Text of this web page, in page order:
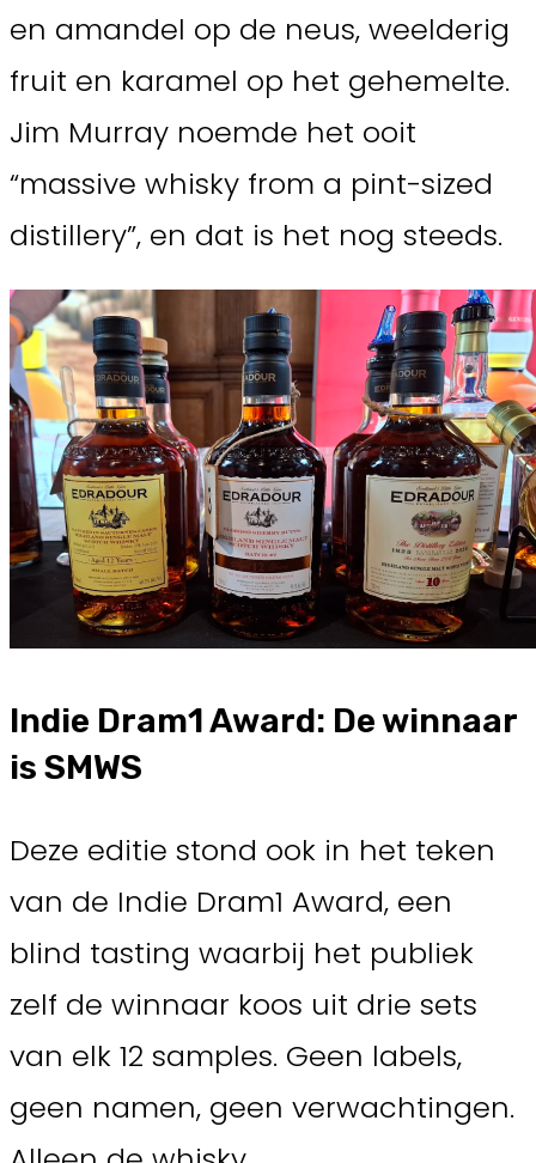
en amandel op de neus, weelderig
fruit en karamel op het gehemelte.
Jim Murray noemde het ooit
“massive whisky from a pint-sized
distillery”, en dat is het nog steeds.
Indie Dram1 Award: De winnaar
is SMWS
Deze editie stond ook in het teken
van de Indie Dram1 Award, een
blind tasting waarbij het publiek
zelf de winnaar koos uit drie sets
van elk 12 samples. Geen labels,
geen namen, geen verwachtingen.